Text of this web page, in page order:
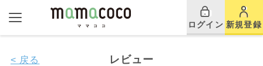
ログイン 新規登録
レビュー
< 戻る